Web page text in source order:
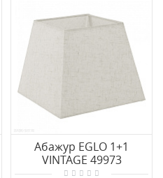
Абажур EGLO 1+1
VINTAGE 49973